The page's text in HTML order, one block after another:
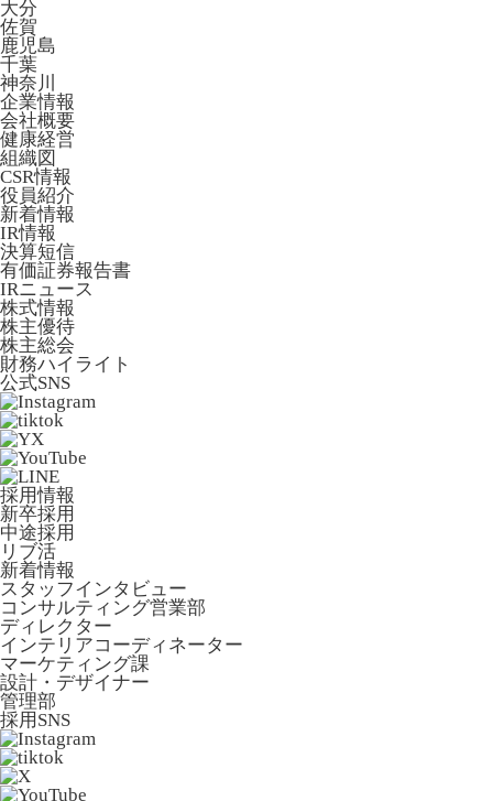
大分
佐賀
鹿児島
千葉
神奈川
企業情報
会社概要
健康経営
組織図
CSR情報
役員紹介
新着情報
IR情報
決算短信
有価証券報告書
IRニュース
株式情報
株主優待
株主総会
財務ハイライト
公式SNS
採用情報
新卒採用
中途採用
リブ活
新着情報
スタッフインタビュー
コンサルティング営業部
ディレクター
インテリアコーディネーター
マーケティング課
設計・デザイナー
管理部
採用SNS